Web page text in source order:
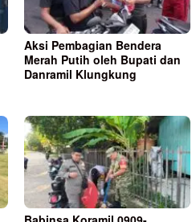
Aksi Pembagian Bendera
Merah Putih oleh Bupati dan
Danramil Klungkung